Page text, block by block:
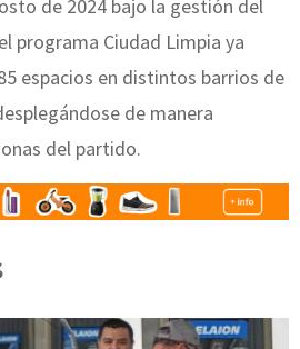
de 2024 bajo la gestión del
programa Ciudad Limpia ya
espacios en distintos barrios de
de manera
del partido.